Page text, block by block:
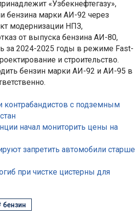
«Узбекнефтегазу»,
бензина марки АИ-92 через
модернизации НПЗ,
от выпуска бензина АИ-80,
за 2024-2025 годы в режиме Fast-
и строительство.
бензин марки АИ-92 и АИ-95 в
контрабандистов с подземным
начал мониторить цены на
запретить автомобили старше
при чистке цистерны для
бензин